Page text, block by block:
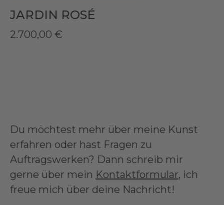
JARDIN ROSÉ
2.700,00 €
Du möchtest mehr über meine Kunst
erfahren oder hast Fragen zu
Auftragswerken? Dann schreib mir
gerne über mein Kontaktformular, ich
freue mich über deine Nachricht!